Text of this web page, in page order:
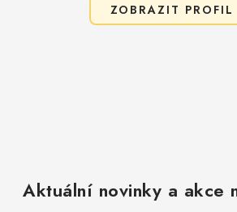
ZOBRAZIT PROFIL
Aktuální novinky a akce